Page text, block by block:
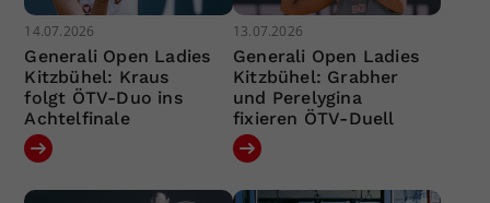
14.07.2026
Generali Open Ladies
Kitzbühel: Kraus
folgt ÖTV-Duo ins
Achtelfinale
13.07.2026
Generali Open Ladies
Kitzbühel: Grabher
und Perelygina
fixieren ÖTV-Duell